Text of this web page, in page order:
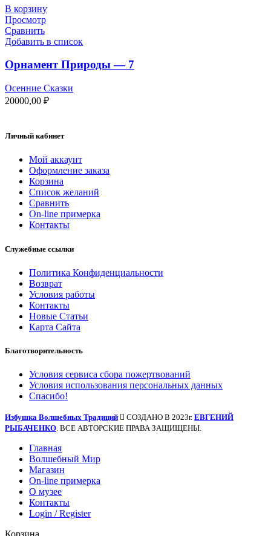
В корзину
Просмотр
Сравнить
Добавить в список
Орнамент Природы — 7
Осенние Сказки
20000,00 ₽
Личный кабинет
Мой аккаунт
Оформление заказа
Корзина
Список желаний
Сравнить
On-line примерка
Контакты
Служебные ссылки
Политика Конфиденциальности
Возврат
Условия работы
Контакты
Новые Статьи
Карта Сайта
Благотворительность
Условия сервиса сбора пожертвований
Условия использования персональных данных
Спасибо!
Избушка Волшебных Традиций СОЗДАНО В 2023г. ЕВГЕНИЙ
РЫБАЧЕНКО. ВСЕ АВТОРСКИЕ ПРАВА ЗАЩИЩЕНЫ.
Главная
Волшебный Мир
Магазин
On-line примерка
О музее
Контакты
Login / Register